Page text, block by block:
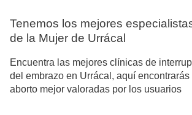
Tenemos los mejores
de la Mujer de Urrácal
Encuentra las mejores clínicas de
del embrazo en Urrácal, aquí
aborto mejor valoradas por los usuarios